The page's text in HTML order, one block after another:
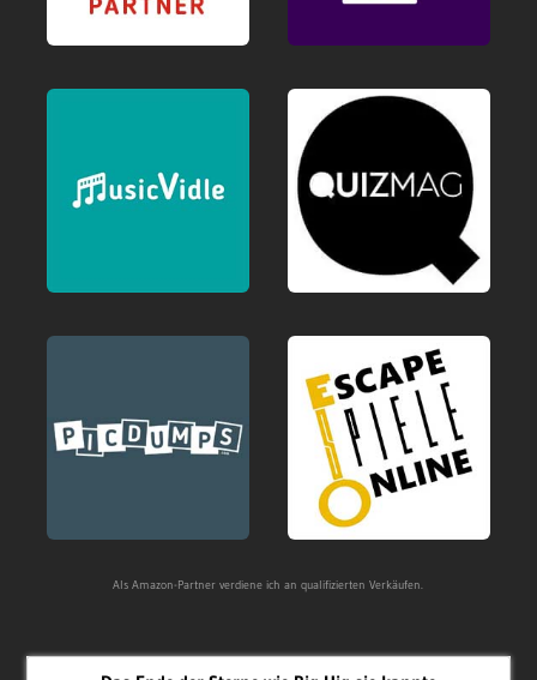
Als Amazon-Partner verdiene ich an qualifizierten Verkäufen.